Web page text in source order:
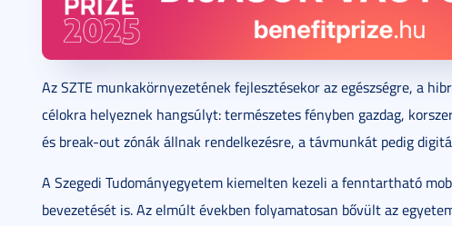
Az SZTE munkakörnyezetének fejlesztésekor az egészségre, a
célokra helyeznek hangsúlyt: természetes fényben gazdag,
és break-out zónák állnak rendelkezésre, a távmunkát pedig
A Szegedi Tudományegyetem kiemelten kezeli a fenntartható
bevezetését is. Az elmúlt években folyamatosan bővült az